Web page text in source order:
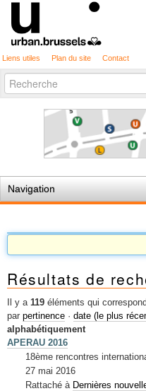
Liens utiles Plan du site Contact
Chercher par
Recherche
avancée…
Navigation
Règles du jeu
Permis d'urbanisme
Cartographie
Etudes et publications
Mots-clés
Renseignements urbanistiques
Résultats de
Il y a 119 éléments qui
par pertinence · date (le plus
alphabétiquement
APERAU 2016
18ème rencontres
27 mai 2016
Rattaché à Dernières